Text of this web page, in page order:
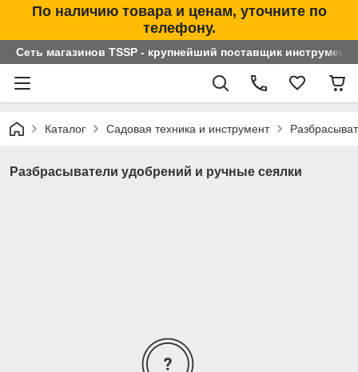
По наличию товара и ценам, уточните по
телефону.
Сеть магазинов TSSP - крупнейший поставщик
Каталог Садовая техника и инструмент
Разбрасыватели удобрений и ручные сеялки